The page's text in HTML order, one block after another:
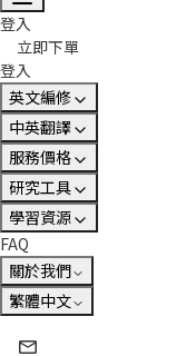
登入
立即下單
登入
英文編修
中英翻譯
服務價格
研究工具
學習資源
FAQ
關於我們
繁體中文